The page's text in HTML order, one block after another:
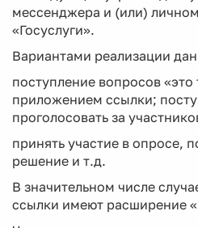
мессенджера и (или)
«Госуслуги».
Вариантами реализации
поступление вопросов «это
приложением ссылки;
проголосовать за
принять участие в опросе,
решение и т.д.
В значительном числе
ссылки имеют расширение